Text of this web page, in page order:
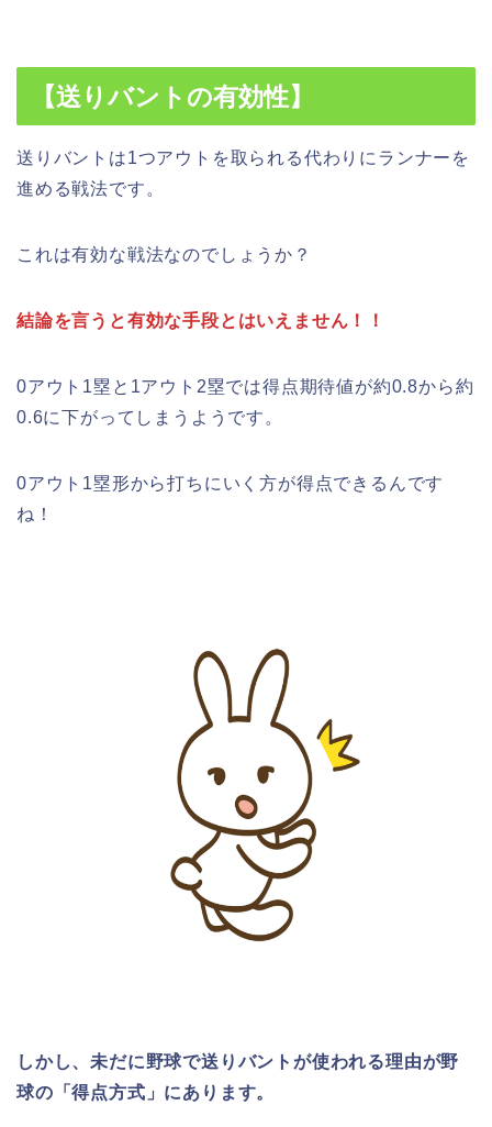
【送りバントの有効性】
送りバントは1つアウトを取られる代わりにランナーを
進める戦法です。
これは有効な戦法なのでしょうか？
結論を言うと有効な手段とはいえません！！
0アウト1塁と1アウト2塁では得点期待値が約0.8から約
0.6に下がってしまうようです。
0アウト1塁形から打ちにいく方が得点できるんです
ね！
しかし、未だに野球で送りバントが使われる理由が野
球の「得点方式」にあります。